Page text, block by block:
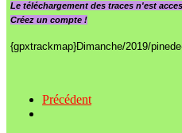
Le téléchargement des traces n'est
Créez un compte !
{gpxtrackmap}Dimanche/2019/
Précédent